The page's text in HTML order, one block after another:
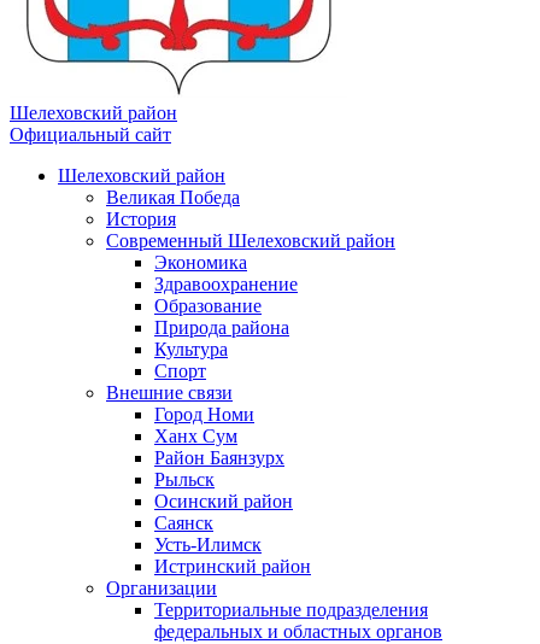
Шелеховский район
Официальный сайт
Шелеховский район
Великая Победа
История
Современный Шелеховский район
Экономика
Здравоохранение
Образование
Природа района
Культура
Спорт
Внешние связи
Город Номи
Ханх Сум
Район Баянзурх
Рыльск
Осинский район
Саянск
Усть-Илимск
Истринский район
Организации
Территориальные подразделения
федеральных и областных органов